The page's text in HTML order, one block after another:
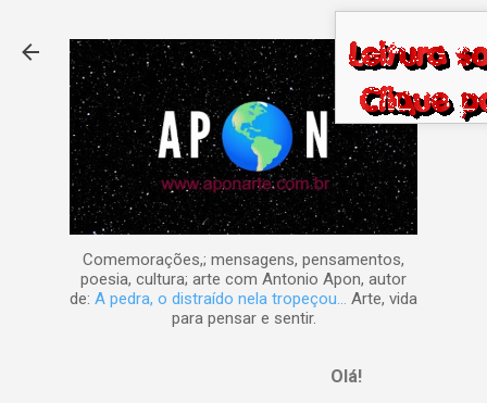
Comemorações,; mensagens, pensamentos,
poesia, cultura; arte com Antonio Apon, autor
de: A pedra, o distraído nela tropeçou... Arte, vida
para pensar e sentir.
Olá!